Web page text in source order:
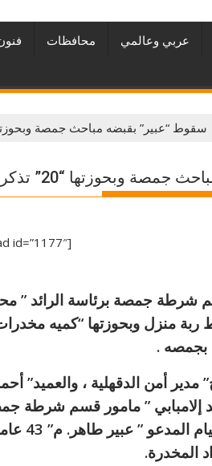
عربي وعالمي محافظات
سقوط “عبير” بقبضه مباحث جمصة وبحوزتها “20” تذكرة هيروين قبل ترويجها علي
تذكرة هيروين قبل ترويجها علي عملائها
[ad id=”1177″]
جمصة برئاسة الرائد ”
منزل وبحوزتها “كميه
بجمصه .
مدير أمن الدقهلية ، والعميد”
إلامبابي ” مامور قسم شرطة
ريئس
المخدرة.